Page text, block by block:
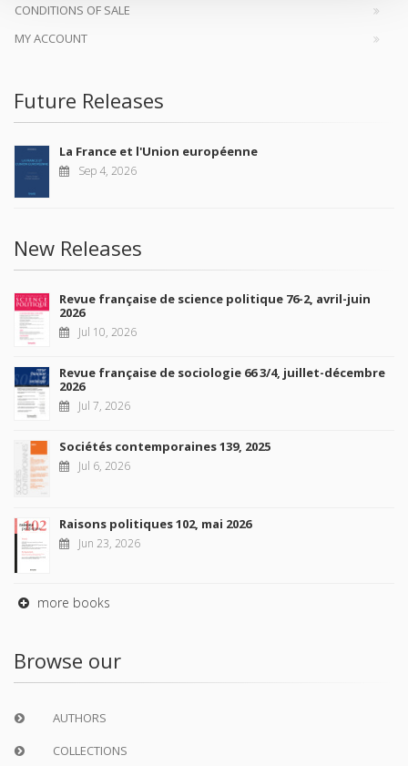
CONDITIONS OF SALE
MY ACCOUNT
Future Releases
La France et l'Union européenne
Sep 4, 2026
New Releases
Revue française de science politique 76-2, avril-juin
2026
Jul 10, 2026
Revue française de sociologie 66 3/4, juillet-décembre
2026
Jul 7, 2026
Sociétés contemporaines 139, 2025
Jul 6, 2026
Raisons politiques 102, mai 2026
Jun 23, 2026
more books
Browse our
AUTHORS
COLLECTIONS